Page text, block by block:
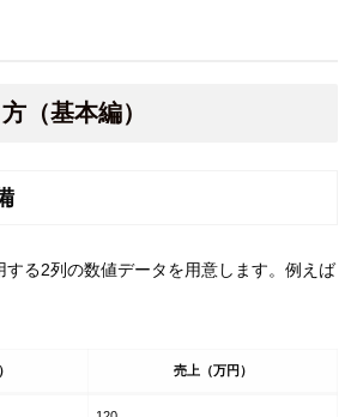
（基本編）
する2列の数値データを用意します。例えば
売上（万円）